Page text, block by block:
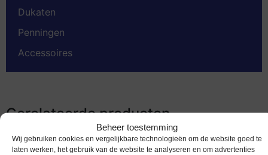
Beheer toestemming
Wij gebruiken cookies en vergelijkbare technologieën om de website goed te
laten werken, het gebruik van de website te analyseren en om advertenties
Dukaten
Penningen
Accessoires
Gerelateerde producten